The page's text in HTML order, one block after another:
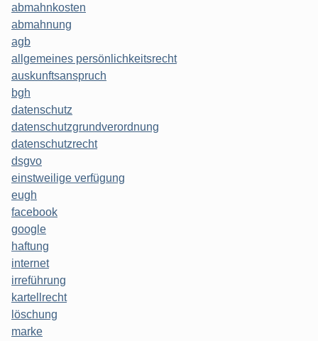
abmahnkosten
abmahnung
agb
allgemeines persönlichkeitsrecht
auskunftsanspruch
bgh
datenschutz
datenschutzgrundverordnung
datenschutzrecht
dsgvo
einstweilige verfügung
eugh
facebook
google
haftung
internet
irreführung
kartellrecht
löschung
marke